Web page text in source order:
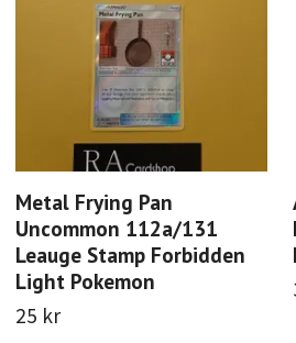
Metal Frying Pan
Uncommon 112a/131
Leauge Stamp Forbidden
Light Pokemon
25 kr